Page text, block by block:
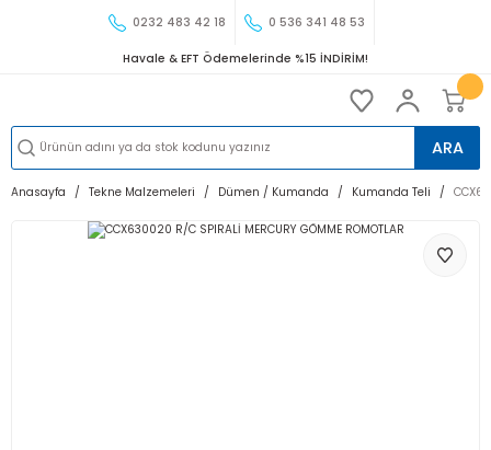
0232 483 42 18 0 536 341 48 53
Havale & EFT Ödemelerinde %15 İNDİRİM!
ARA
Anasayfa Tekne Malzemeleri Dümen / Kumanda Kumanda Teli